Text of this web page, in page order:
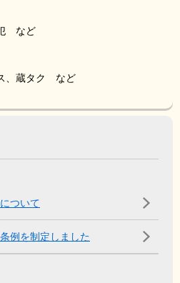
など
、蔵タク など
ついて
例を制定しました